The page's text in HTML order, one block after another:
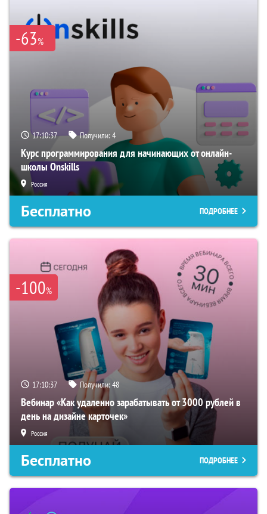
-63%
17:10:35 Получили:4
Курс программирования для начинающих от онлайн-
школы Onskills
Россия
Бесплатно ПОДРОБНЕЕ
-100%
17:10:35 Получили:48
Вебинар «Как удаленно зарабатывать от 3000 рублей в
день на дизайне карточек»
Россия
Бесплатно ПОДРОБНЕЕ